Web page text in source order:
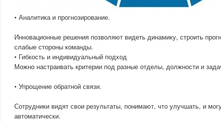
• Аналитика и прогнозирование.
Инновационные решения позволяют видеть динамику, строить
слабые стороны команды.
• Гибкость и индивидуальный подход
Можно настраивать критерии под разные отделы, должности и
• Упрощение обратной связи.
Сотрудники видят свои результаты, понимают, что улучшать, и
автоматически.